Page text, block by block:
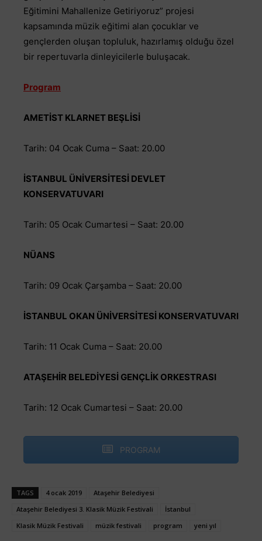
Eğitimini Mahallenize Getiriyoruz” projesi
kapsamında müzik eğitimi alan çocuklar ve
gençlerden oluşan topluluk, hazırlamış olduğu özel
bir repertuvarla dinleyicilerle buluşacak.
Program
AMETİST KLARNET BEŞLİSİ
Tarih: 04 Ocak Cuma – Saat: 20.00
İSTANBUL ÜNİVERSİTESİ DEVLET
KONSERVATUVARI
Tarih: 05 Ocak Cumartesi – Saat: 20.00
NÜANS
Tarih: 09 Ocak Çarşamba – Saat: 20.00
İSTANBUL OKAN ÜNİVERSİTESİ KONSERVATUVARI
Tarih: 11 Ocak Cuma – Saat: 20.00
ATAŞEHİR BELEDİYESİ GENÇLİK ORKESTRASI
Tarih: 12 Ocak Cumartesi – Saat: 20.00
PROGRAM
TAGS 4 ocak 2019
Ataşehir Belediyesi
Ataşehir Belediyesi 3. Klasik Müzik Festivali
İstanbul
Klasik Müzik Festivali
müzik festivali program yeni yıl